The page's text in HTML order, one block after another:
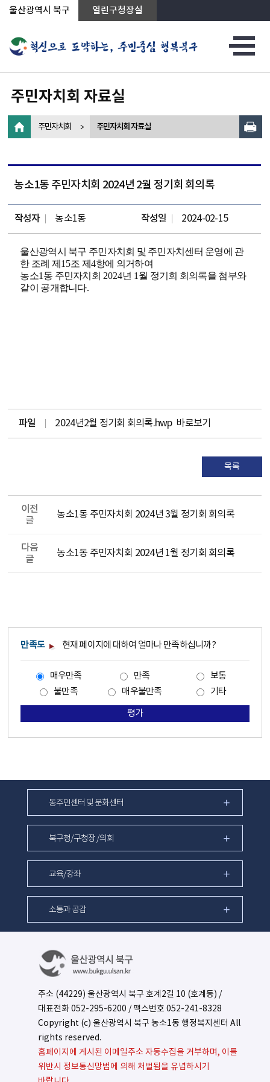
상단메뉴로 바로가기
전체메뉴로 바로가기
왼쪽메뉴로 바로가기
본문으로 바로가기
울산광역시 북구 열린구청장실
주민자치회 자료실
주민자치회 주민자치회 자료실
농소1동 주민자치회 2024년 2월 정기회 회의록
작성자 농소1동 작성일 2024-02-15
울산광역시 북구 주민자치회 및 주민자치센터 운영에 관
한 조례 제 15조 제 4항에 의거하여
농소1 동 주민자치회 2024년 1 월 정기회 회의록을 첨부와
같이 공개합니다.
파일 2024년2월 정기회 회의록.hwp 바로보기
목록
이전
글
농소1동 주민자치회 2024년 3월 정기회 회의록
다음
글
농소1동 주민자치회 2024년 1월 정기회 회의록
만족도 현재 페이지에 대하여 얼마나 만족하십니까?
매우만족 만족
보통
불만족
매우불만족 기타
평가
동주민센터 및 문화센터
북구청/구청장 /의회
교육/강좌
소통과 공감
주소 (44229) 울산광역시 북구 호계2길 10 (호계동) /
대표전화052-295-6200 / 팩스번호 052-241-8328
Copyright (c) 울산광역시 북구 농소1동 행정복지센터 All
rights reserved.
홈페이지에 게시된 이메일주소 자동수집을 거부하며, 이를
위반시 정보통신망법에 의해 처벌됨을 유념하시기